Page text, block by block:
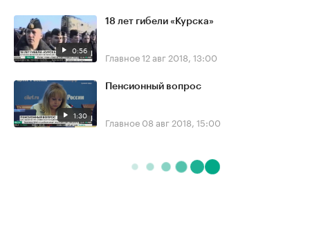
0:56
18 лет гибели «Курска»
Главное12 авг 2018, 13:00
1:30
Пенсионный вопрос
Главное 08 авг 2018, 15:00